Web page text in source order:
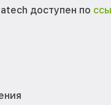
доступен по